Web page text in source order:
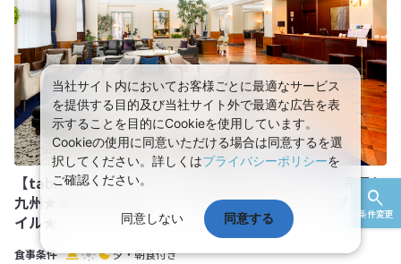
条件変更
【tabiwaトラベル/WESTER会員限定】tabiwaSP売尽し
九州★★WESTERポイント付 オールインクルーシブスタ
イル★
夕・朝食付き
当社サイト内においてお客様ごとに最適なサービス
を提供する目的及び当社サイト外で最適な広告を表
示することを目的にCookieを使用しています。
Cookieの使用に同意いただける場合は同意するを選
択してください。詳しくはプライバシーポリシーを
ご確認ください。
同意しない 同意する